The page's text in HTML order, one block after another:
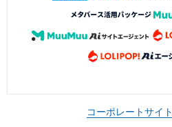
コーポレートサイト